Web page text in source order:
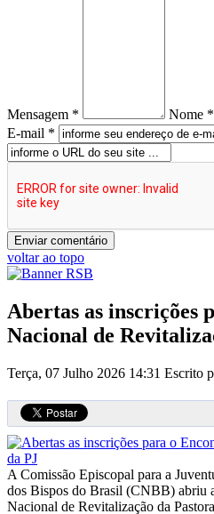
Mensagem *
Nome *
E-mail *
voltar ao topo
Abertas as inscrições
Nacional de
Terça, 07 Julho 2026 14:31 Escrito
A Comissão Episcopal para a
dos Bispos do Brasil (CNBB) abriu
Nacional de Revitalização da